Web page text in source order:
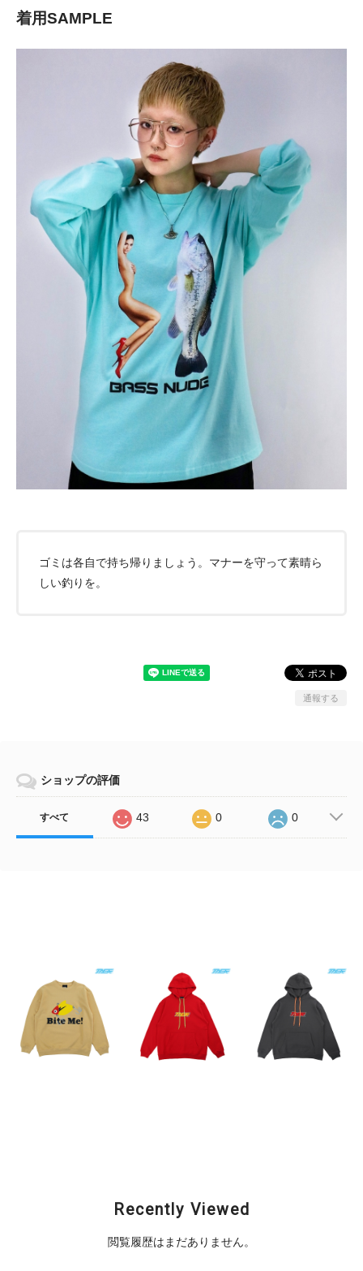
着用SAMPLE
ゴミは各自で持ち帰りましょう。マナーを守って素晴ら
しい釣りを。
通報する
ショップの評価
すべて 43 0 0
Recently Viewed
閲覧履歴はまだありません。